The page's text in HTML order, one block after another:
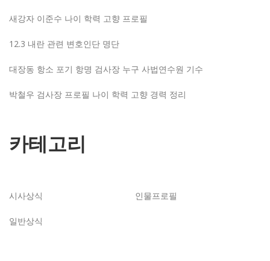
새강자 이준수 나이 학력 고향 프로필
12.3 내란 관련 변호인단 명단
대장동 항소 포기 항명 검사장 누구 사법연수원 기수
박철우 검사장 프로필 나이 학력 고향 경력 정리
카테고리
시사상식 인물프로필
일반상식